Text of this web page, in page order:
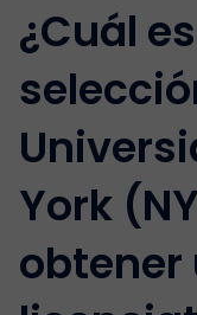
¿Cuál
York
obtener